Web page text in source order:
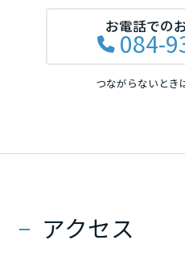
お電話での
084-
つながらないとき
アクセス